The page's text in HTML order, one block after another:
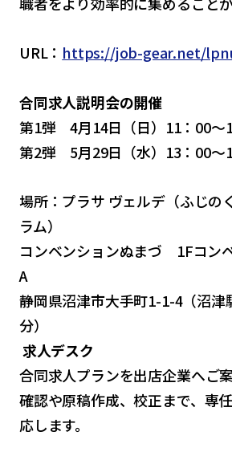
URL： https://job-gear.net/
合同求人説明会の開催
第1弾 4月14日（日）11：00～
第2弾 5月29日（水）13：00～
場所：プラサ ヴェルデ（ふじの
ラム）
コンベンションぬまづ 1Fコン
A
静岡県沼津市大手町1-1-4（沼津
分）
求人デスク
合同求人プランを出店企業へご
確認や原稿作成、校正まで、専
応します。